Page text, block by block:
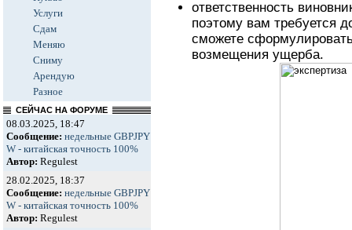
Услуги
Сдам
Меняю
Сниму
Арендую
Разное
СЕЙЧАС НА ФОРУМЕ
08.03.2025, 18:47
Сообщение: недельные GBPJPY
W - китайская точность 100%
Автор: Regulest
28.02.2025, 18:37
Сообщение: недельные GBPJPY
W - китайская точность 100%
Автор: Regulest
ответственность
поэтому вам требуется
сможете
возмещения ущерба.